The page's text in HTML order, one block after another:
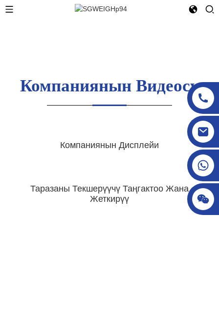
Компаниянын Видеосу
Компаниянын Дисплейи
Таразаны Текшерүүчү Таңгактоо Жана
Жеткирүү